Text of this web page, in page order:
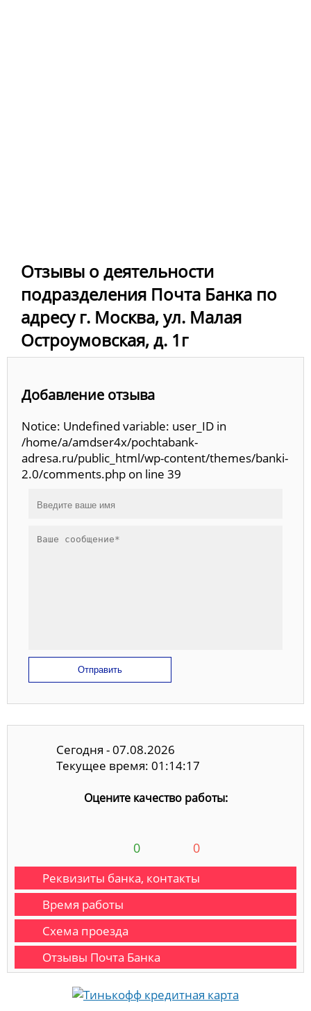
Отзывы о деятельности
подразделения Почта Банка по
адресу г. Москва, ул. Малая
Остроумовская, д. 1г
Добавление отзыва
Notice: Undefined variable: user_ID in
/home/a/amdser4x/pochtabank-
adresa.ru/public_html/wp-content/themes/banki-
2.0/comments.php on line 39
Отправить
Сегодня - 07.08.2026
Текущее время: 01:14:18
Оцените качество работы:
0 0
Реквизиты банка, контакты
Время работы
Схема проезда
Отзывы Почта Банка